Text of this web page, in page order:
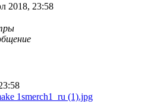
2018, 23:58